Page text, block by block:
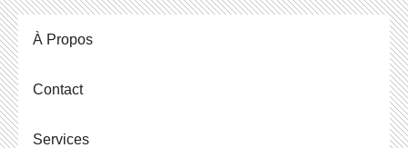
À Propos
Contact
Ser­vices